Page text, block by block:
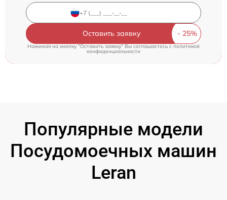
Оставить заявку
Нажимая на кнопку "Оставить заявку" Вы соглашаетесь cполитикой
конфиденциальности
Популярные модели
Посудомоечных машин
Leran